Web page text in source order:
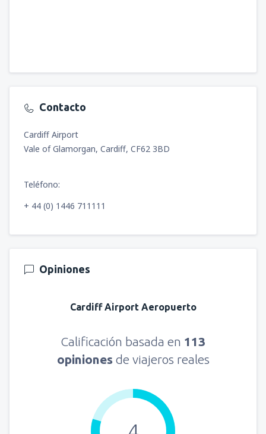
Contacto
Cardiff Airport
Vale of Glamorgan, Cardiff, CF62 3BD
Teléfono:
+ 44 (0) 1446 711111
Opiniones
Cardiff Airport Aeropuerto
Calificación basada en 113
opiniones de viajeros reales